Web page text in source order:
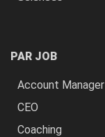
PAR JOB
Account Manager
CEO
Coaching